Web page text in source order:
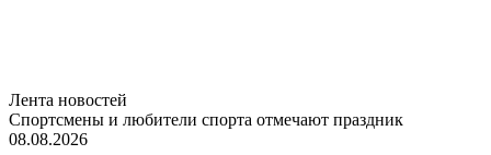
Лента новостей
Спортсмены и любители спорта отмечают праздник
08.08.2026